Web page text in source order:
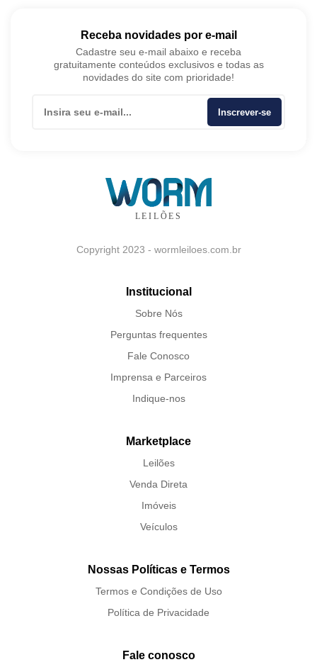
Receba novidades por e-mail
Cadastre seu e-mail abaixo e receba
gratuitamente conteúdos exclusivos e todas as
novidades do site com prioridade!
Inscrever-se
Copyright 2023 - wormleiloes.com.br
Institucional
Sobre Nós
Perguntas frequentes
Fale Conosco
Imprensa e Parceiros
Indique-nos
Marketplace
Leilões
Venda Direta
Imóveis
Veículos
Nossas Políticas e Termos
Termos e Condições de Uso
Política de Privacidade
Fale conosco